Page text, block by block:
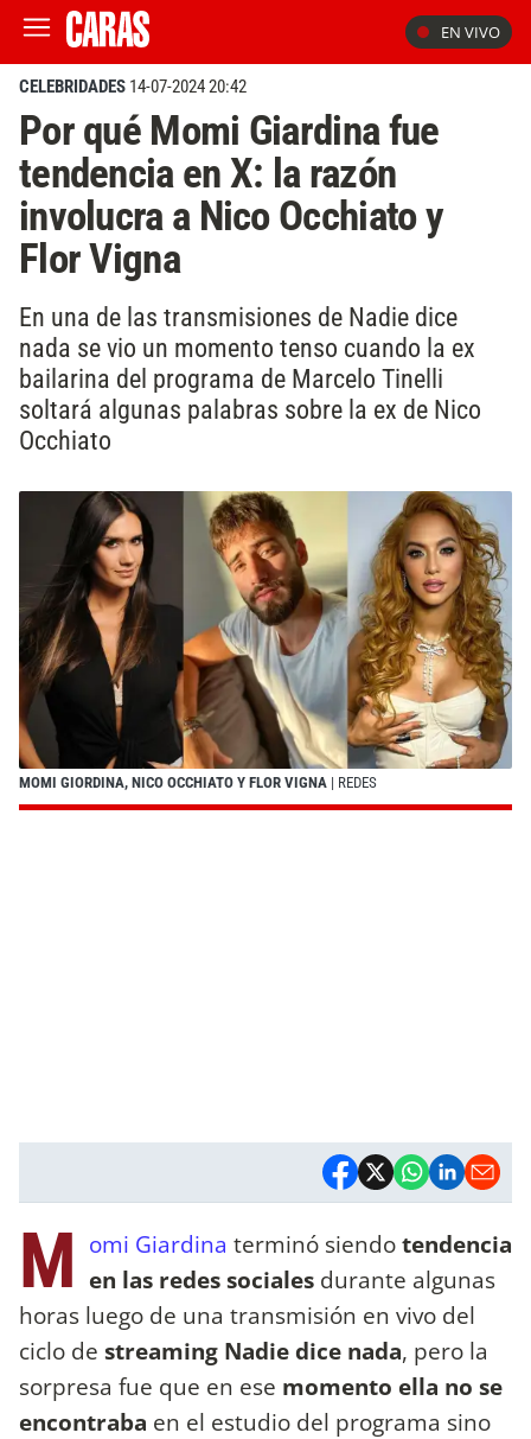
EN VIVO
CELEBRIDADES 14-07-2024 20:42
Por qué Momi Giardina fue
tendencia en X: la razón
involucra a Nico Occhiato y
Flor Vigna
En una de las transmisiones de Nadie dice
nada se vio un momento tenso cuando la ex
bailarina del programa de Marcelo Tinelli
soltará algunas palabras sobre la ex de Nico
Occhiato
MOMI GIORDINA, NICO OCCHIATO Y FLOR VIGNA | REDES
M omi Giardina terminó siendotendencia
en las redes sociales durante algunas
horas luego de una transmisión en vivo del
ciclo de streaming Nadie dice nada, pero la
sorpresa fue que en ese momento ella no se
encontraba en el estudio del programa sino